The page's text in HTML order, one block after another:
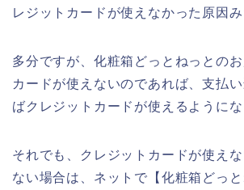
レジットカードが使えなかった原因み
多分ですが、化粧箱どっとねっとの
カードが使えないのであれば、支払
ばクレジットカードが使えるようにな
それでも、クレジットカードが使え
ない場合は、ネットで【化粧箱どっ